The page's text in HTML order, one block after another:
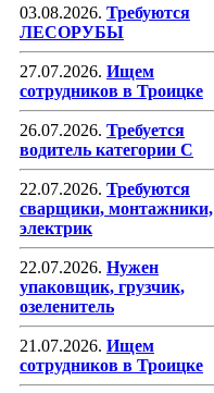
03.08.2026. Требуются
ЛЕСОРУБЫ
27.07.2026. Ищем
сотрудников в Троицке
26.07.2026. Требуется
водитель категории С
22.07.2026. Требуются
сварщики, монтажники,
электрик
22.07.2026. Нужен
упаковщик, грузчик,
озеленитель
21.07.2026. Ищем
сотрудников в Троицке